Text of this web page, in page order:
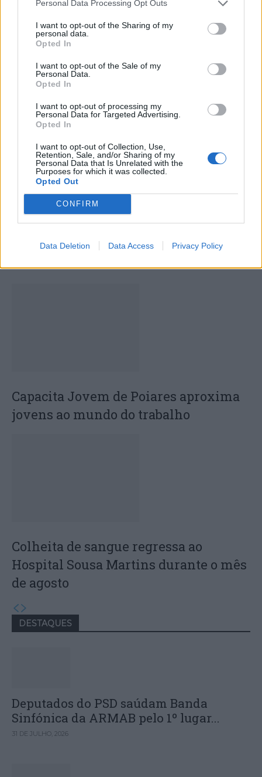
Personal Data Processing Opt Outs
I want to opt-out of the Sharing of my
personal data.
Opted In
I want to opt-out of the Sale of my
Personal Data.
Opted In
I want to opt-out of processing my
Personal Data for Targeted Advertising.
Opted In
I want to opt-out of Collection, Use,
Retention, Sale, and/or Sharing of my
Personal Data that Is Unrelated with the
Purposes for which it was collected.
Opted Out
CONFIRM
Data Deletion Data Access Privacy Policy
Caminho Português de
Santiago na região Centro
certificado pelo Governo
Boom arranca na quinta-
feira em Idanha-a-Nova
com a presença de 1.128
Deputados do PSD saúdam Banda
Sinfónica da ARMAB pelo 1º lugar no
certame internacional de Valência
Capacita Jovem de Poiares aproxima
jovens ao mundo do trabalho
Colheita de sangue regressa ao
Hospital Sousa Martins durante o mês
de agosto
DESTAQUES
Deputados do PSD saúdam Banda
Sinfónica da ARMAB pelo 1º lugar...
31 DE JULHO, 2026